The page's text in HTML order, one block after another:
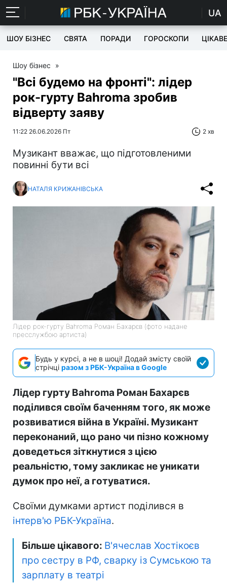
UA
ШОУ БІЗНЕС СВЯТА ПОРАДИ ГОРОСКОПИ ЦІКАВЕ
Шоу бізнес »
"Всі будемо на фронті": лідер
рок-гурту Bahromа зробив
відверту заяву
11:22 26.06.2026 Пт 2 хв
Музикант вважає, що підготовленими
повинні бути всі
НАТАЛЯ КРИЖАНІВСЬКА
Лідер рок-гурту Bahroma Роман Бахарєв (фото надане
пресслужбою артиста)
Будь у курсі, а не в шоці! Додай змісту своїй
стрічці разом з РБК-Україна в Google
Лідер гурту Bahroma Роман Бахарєв
поділився своїм баченням того, як може
розвиватися війна в Україні. Музикант
переконаний, що рано чи пізно кожному
доведеться зіткнутися з цією
реальністю, тому закликає не уникати
думок про неї, а готуватися.
Своїми думками артист поділився в
інтерв'ю РБК-Україна.
Більше цікавого: В'ячеслав Хостікоєв
про сестру в РФ, сварку із Сумською та
зарплату в театрі